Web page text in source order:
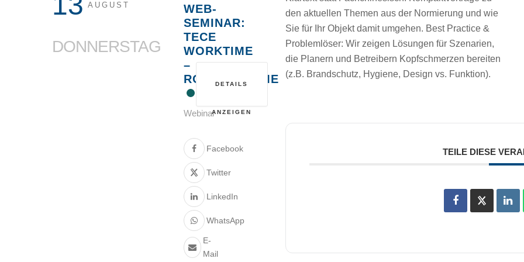
AUGUST
DONNERSTAG
WEB-
SEMINAR:
TECE
WORKTIME
–
ROHRSYSTEME
Webinar
Facebook
Twitter
LinkedIn
WhatsApp
E-
Mail
DETAILS
ANZEIGEN
den aktuellen Themen aus der Normierung und wie
Sie für Ihr Objekt damit umgehen. Best Practice &
Problemlöser: Wir zeigen Lösungen für Szenarien,
die Planern und Betreibern Kopfschmerzen bereiten
(z.B. Brandschutz, Hygiene, Design vs. Funktion).
TEILE DIESE